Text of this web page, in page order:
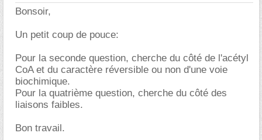
Bonsoir,
Un petit coup de pouce:
Pour la seconde question, cherche du côté de l'acétyl
CoA et du caractère réversible ou non d'une voie
biochimique.
Pour la quatrième question, cherche du côté des
liaisons faibles.
Bon travail.